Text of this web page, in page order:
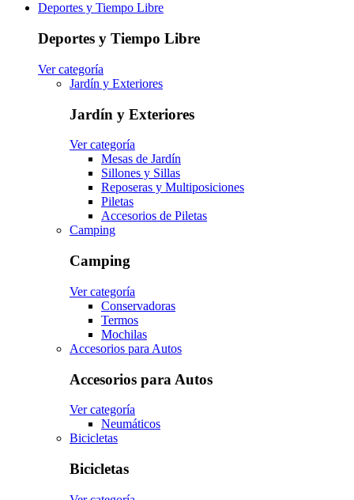
Deportes y Tiempo Libre
Deportes y Tiempo Libre
Ver categoría
Jardín y Exteriores
Jardín y Exteriores
Ver categoría
Mesas de Jardín
Sillones y Sillas
Reposeras y Multiposiciones
Piletas
Accesorios de Piletas
Camping
Camping
Ver categoría
Conservadoras
Termos
Mochilas
Accesorios para Autos
Accesorios para Autos
Ver categoría
Neumáticos
Bicicletas
Bicicletas